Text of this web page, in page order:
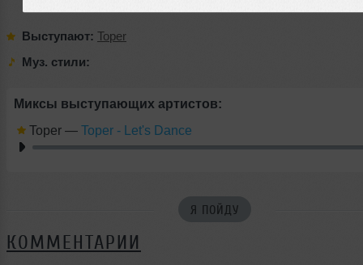
Выступают: Toper
Муз. стили:
Миксы выступающих артистов:
Toper — Toper - Let's Dance
Я ПОЙДУ
КОММЕНТАРИИ